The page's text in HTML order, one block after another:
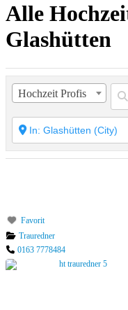
Alle
Glashütten
Hochzeit Profis
Favorit
Trauredner
0163 7778484